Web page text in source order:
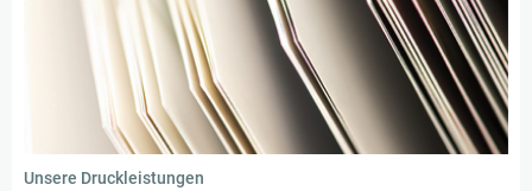
Unsere Druckleistungen